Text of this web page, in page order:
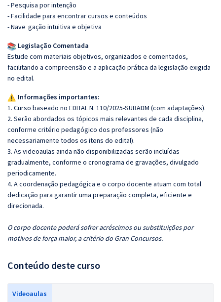
- Pesquisa por intenção
- Facilidade para encontrar cursos e conteúdos
- Nave gação intuitiva e objetiva
Legislação Comentada
Estude com materiais objetivos, organizados e comentados,
facilitando a compreensão e a aplicação prática da legislação exigida
no edital.
Informações importantes:
1. Curso baseado no EDITAL N. 110/2025-SUBADM (com adaptações).
2. Serão abordados os tópicos mais relevantes de cada disciplina,
conforme critério pedagógico dos professores (não
necessariamente todos os itens do edital).
3. As videoaulas ainda não disponibilizadas serão incluídas
gradualmente, conforme o cronograma de gravações, divulgado
periodicamente.
4. A coordenação pedagógica e o corpo docente atuam com total
dedicação para garantir uma preparação completa, eficiente e
direcionada.
O corpo docente poderá sofrer acréscimos ou substituições por
motivos de força maior, a critério do Gran Concursos.
Conteúdo deste curso
Videoaulas